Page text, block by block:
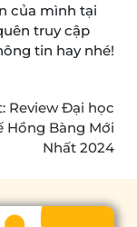
của mình tại
truy cập
tin hay nhé!
Review Đại học
Hồng Bàng Mới
Nhất 2024